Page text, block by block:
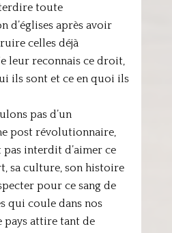
toute
d’églises après avoir
celles déjà
leur reconnais ce droit,
ils sont et ce en quoi ils
pas d’un
post révolutionnaire,
pas interdit d’aimer ce
sa culture, son histoire
pour ce sang de
qui coule dans nos
pays attire tant de